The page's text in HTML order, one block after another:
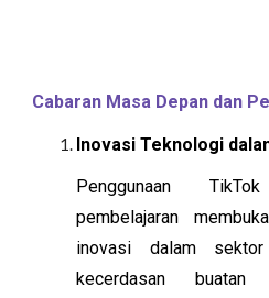
Cabaran Masa Depan dan
Inovasi Teknologi
Penggunaan
pembelajaran
inovasi dalam sektor
kecerdasan